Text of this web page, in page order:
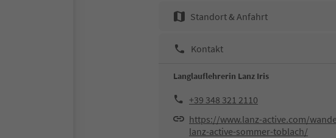
Standort & Anfahrt
Kontakt
Langlauflehrerin Lanz Iris
+39 348 321 2110
https://www.lanz-active.com/
lanz-active-sommer-toblach/